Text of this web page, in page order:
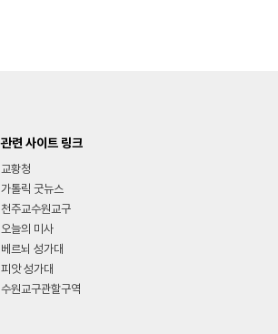
관련 사이트 링크
교황청
가톨릭 굿뉴스
천주교수원교구
오늘의 미사
베르뇌 성가대
피앗 성가대
수원교구관할구역